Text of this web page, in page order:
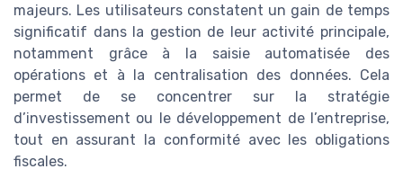
majeurs. Les utilisateurs constatent un gain de temps
significatif dans la gestion de leur activité principale,
notamment grâce à la saisie automatisée des
opérations et à la centralisation des données. Cela
permet de se concentrer sur la stratégie
d’investissement ou le développement de l’entreprise,
tout en assurant la conformité avec les obligations
fiscales.